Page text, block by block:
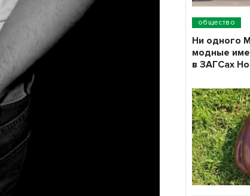
общество
Ни одного
модные
в ЗАГСах